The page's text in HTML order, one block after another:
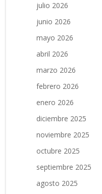
julio 2026
junio 2026
mayo 2026
abril 2026
marzo 2026
febrero 2026
enero 2026
diciembre 2025
noviembre 2025
octubre 2025
septiembre 2025
agosto 2025